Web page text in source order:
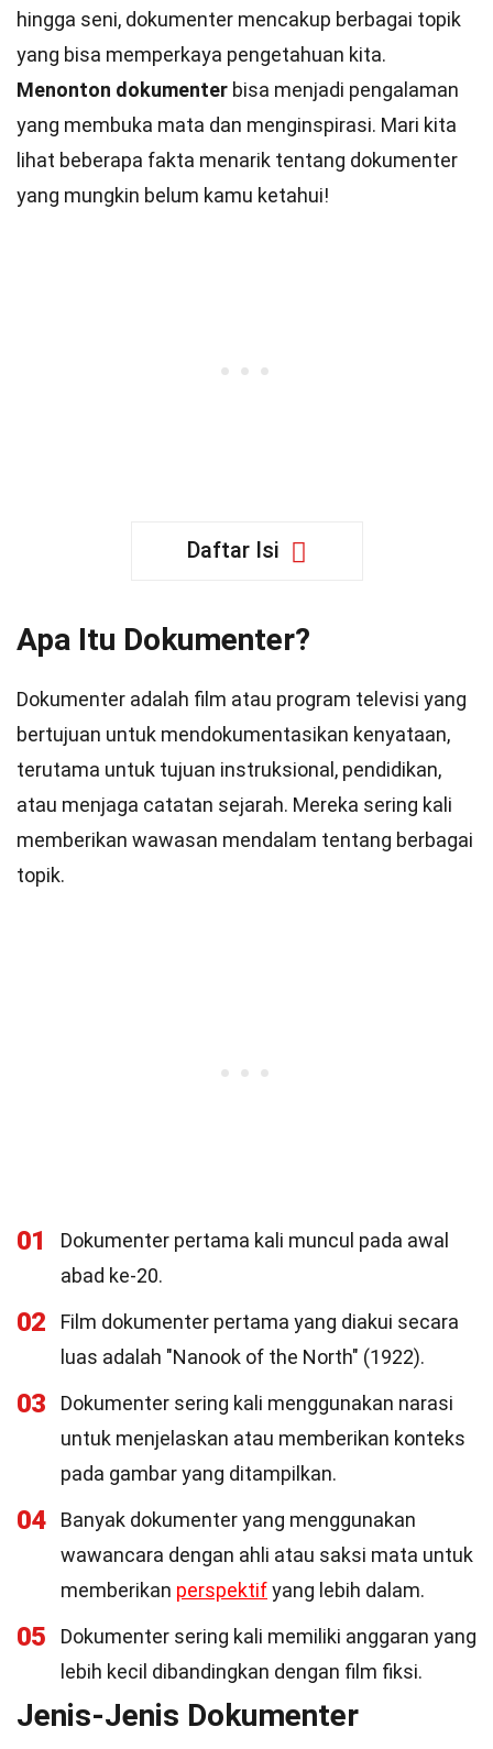
hingga seni, dokumenter mencakup berbagai topik
yang bisa memperkaya pengetahuan kita.
Menonton dokumenter bisa menjadi pengalaman
yang membuka mata dan menginspirasi. Mari kita
lihat beberapa fakta menarik tentang dokumenter
yang mungkin belum kamu ketahui!
Daftar Isi
Apa Itu Dokumenter?
Dokumenter adalah film atau program televisi yang
bertujuan untuk mendokumentasikan kenyataan,
terutama untuk tujuan instruksional, pendidikan,
atau menjaga catatan sejarah. Mereka sering kali
memberikan wawasan mendalam tentang berbagai
topik.
01
Dokumenter pertama kali muncul pada awal
abad ke-20.
02
Film dokumenter pertama yang diakui secara
luas adalah "Nanook of the North" (1922).
03
Dokumenter sering kali menggunakan narasi
untuk menjelaskan atau memberikan konteks
pada gambar yang ditampilkan.
04
Banyak dokumenter yang menggunakan
wawancara dengan ahli atau saksi mata untuk
memberikan perspektifyang lebih dalam.
05
Dokumenter sering kali memiliki anggaran yang
lebih kecil dibandingkan dengan film fiksi.
Jenis-Jenis Dokumenter